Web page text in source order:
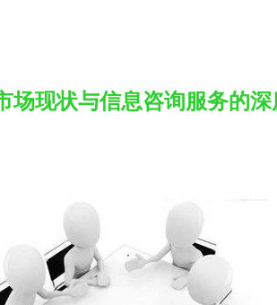
场现状与信息咨询服务的